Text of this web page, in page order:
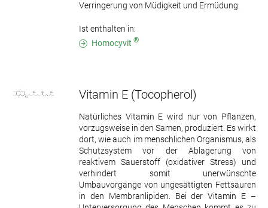
Verringerung von Müdigkeit und Ermüdung.
Ist enthalten in:
Homocyvit ®
Vitamin E (Tocopherol)
Natürliches Vitamin E wird nur von Pflanzen,
vorzugsweise in den Samen, produziert. Es wirkt
dort, wie auch im menschlichen Organismus, als
Schutzsystem vor der Ablagerung von
reaktivem Sauerstoff (oxidativer Stress) und
verhindert somit unerwünschte
Umbauvorgänge von ungesättigten Fettsäuren
in den Membranlipiden. Bei der Vitamin E –